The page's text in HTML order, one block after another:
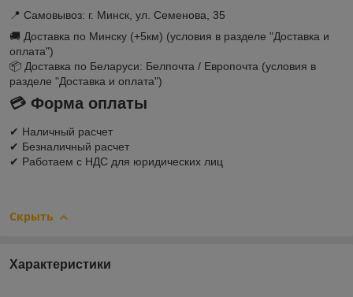
📍 Самовывоз: г. Минск, ул. Семенова, 35
🚚 Доставка по Минску (+5км) (условия в разделе "Доставка и
оплата")
📦 Доставка по Беларуси: Белпочта / Европочта (условия в
разделе "Доставка и оплата")
💳 Форма оплаты
✔ Наличный расчет
✔ Безналичный расчет
✔ Работаем с НДС для юридических лиц
Скрыть
Характеристики